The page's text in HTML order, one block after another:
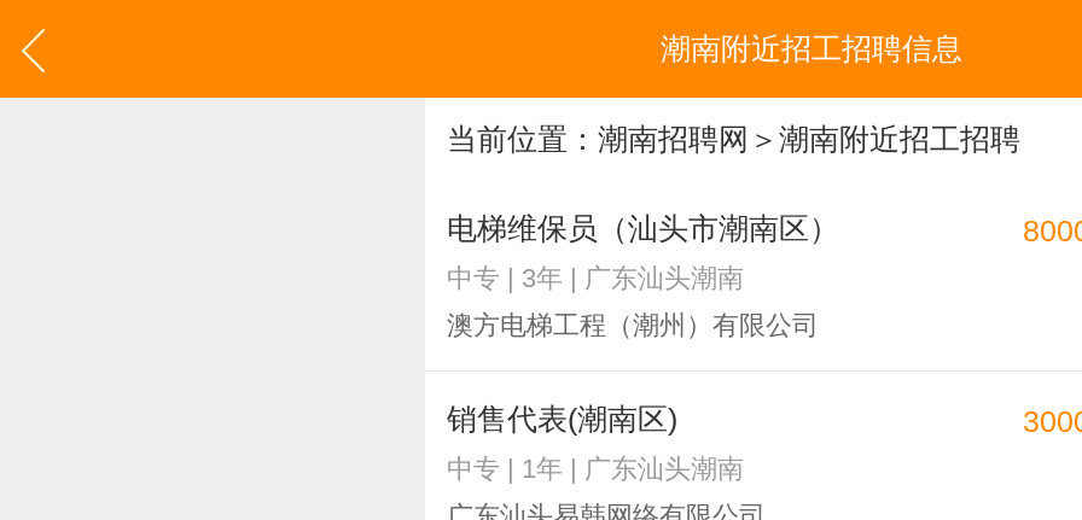
潮南附近招工招聘信息
当前位置： 潮南招聘网 ＞潮南附近招工招聘
电梯维保员（汕头市潮南区）
中专 | 3年 | 广东汕头潮南
澳方电梯工程（潮州）有限公司
销售代表(潮南区)
中专 | 1年 | 广东汕头潮南